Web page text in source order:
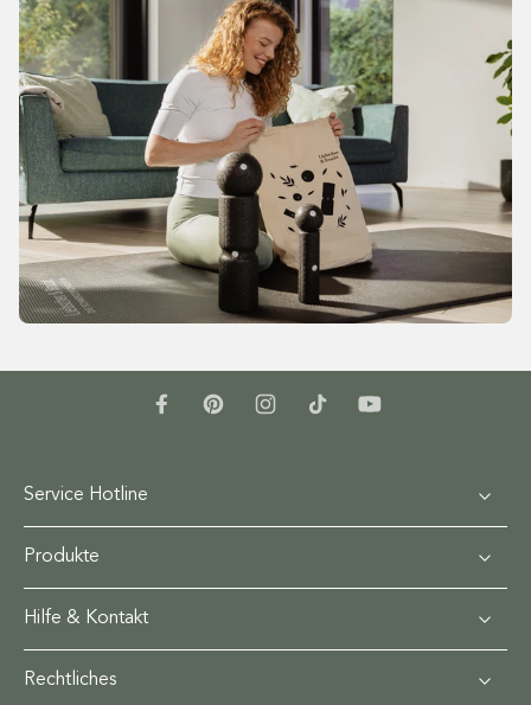
Service Hotline
Produkte
Hilfe & Kontakt
Rechtliches